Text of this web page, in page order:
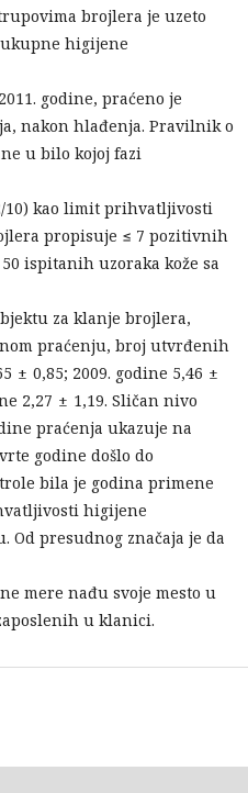
brojlera je uzeto
higijene
godine, praćeno je
nakon hlađenja. Pravilnik o
u bilo kojoj fazi
10) kao limit prihvatljivosti
propisuje ≤ 7 pozitivnih
ispitanih uzoraka kože sa
za klanje brojlera,
praćenju, broj utvrđenih
± 0,85; 2009. godine 5,46 ±
2,27 ± 1,19. Sličan nivo
praćenja ukazuje na
godine došlo do
bila je godina primene
higijene
Od presudnog značaja je da
mere nađu svoje mesto u
u klanici.